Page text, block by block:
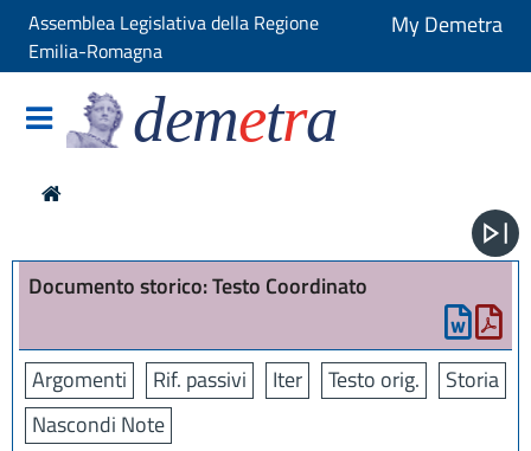
Assemblea Legislativa della Regione
Emilia-Romagna
My Demetra
demetra
Documento storico: Testo Coordinato
Argomenti Rif. passivi Iter Testo orig.
Storia
Nascondi Note